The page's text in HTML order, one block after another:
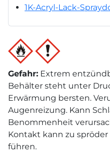
1K-Acryl-Lack-
Gefahr: Extrem
Behälter steht unter
Erwärmung bersten.
Augenreizung. Kann
Benommenheit
Kontakt kann zu
führen.